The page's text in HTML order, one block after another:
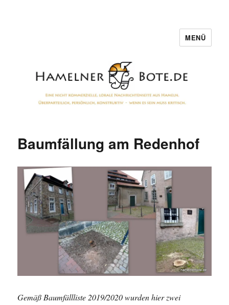
MENÜ
Baumfällung am Redenhof
Gemäß Baumfällliste 2019/2020 wurden hier zwei